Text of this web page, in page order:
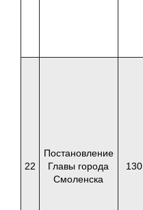
22
Постановление
Главы города
Смоленска
130